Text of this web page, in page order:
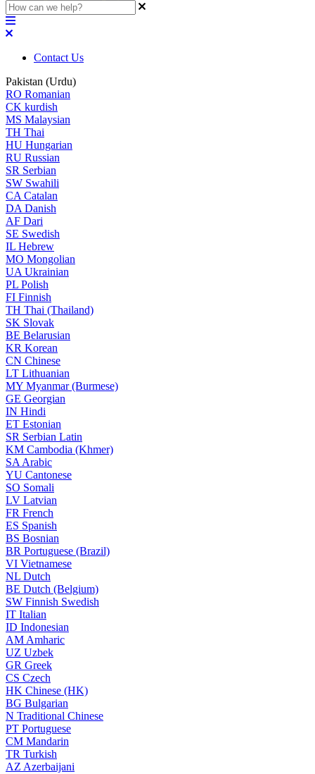
Contact Us
Pakistan (Urdu)
RO Romanian
CK kurdish
MS Malaysian
TH Thai
HU Hungarian
RU Russian
SR Serbian
SW Swahili
CA Catalan
DA Danish
AF Dari
SE Swedish
IL Hebrew
MO Mongolian
UA Ukrainian
PL Polish
FI Finnish
TH Thai (Thailand)
SK Slovak
BE Belarusian
KR Korean
CN Chinese
LT Lithuanian
MY Myanmar (Burmese)
GE Georgian
IN Hindi
ET Estonian
SR Serbian Latin
KM Cambodia (Khmer)
SA Arabic
YU Cantonese
SO Somali
LV Latvian
FR French
ES Spanish
BS Bosnian
BR Portuguese (Brazil)
VI Vietnamese
NL Dutch
BE Dutch (Belgium)
SW Finnish Swedish
IT Italian
ID Indonesian
AM Amharic
UZ Uzbek
GR Greek
CS Czech
HK Chinese (HK)
BG Bulgarian
N Traditional Chinese
PT Portuguese
CM Mandarin
TR Turkish
AZ Azerbaijani